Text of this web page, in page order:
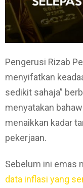
Pengerusi Rizab
menyifatkan
sedikit sahaja”
menyatakan
menaikkan kadar
pekerjaan.
Sebelum ini emas
data inflasi yang